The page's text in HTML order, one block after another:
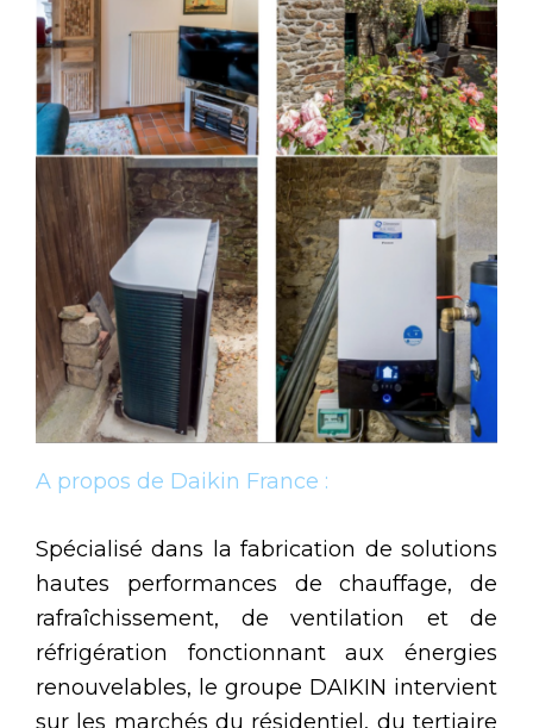
A propos de Daikin France :
Spécialisé dans la fabrication de solutions
hautes performances de chauffage, de
rafraîchissement, de ventilation et de
réfrigération fonctionnant aux énergies
renouvelables, le groupe DAIKIN intervient
sur les marchés du résidentiel, du tertiaire